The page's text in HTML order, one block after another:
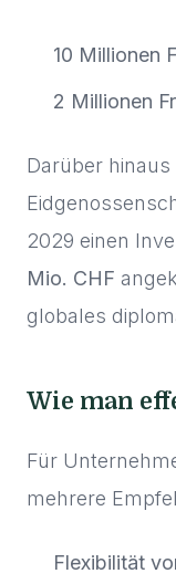
10 Millionen
2 Millionen
Darüber
2029 einen
Mio. CHF
globales
Wie man
Für
mehrere
Flexibilität